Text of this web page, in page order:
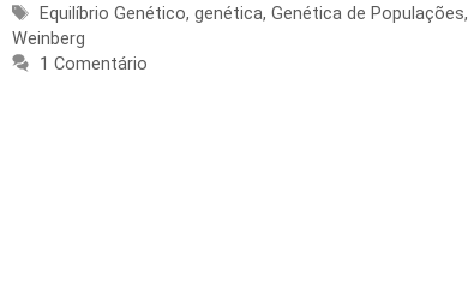
Tags
Equilíbrio Genético,genética,Genética de Populações,
Weinberg
1 Comentário